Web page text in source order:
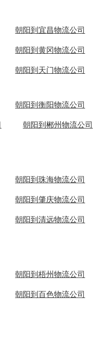
朝阳到宜昌物流公司
朝阳到黄冈物流公司
朝阳到天门物流公司
朝阳到衡阳物流公司
朝阳到郴州物流公司
朝阳到珠海物流公司
朝阳到肇庆物流公司
朝阳到清远物流公司
朝阳到梧州物流公司
朝阳到百色物流公司